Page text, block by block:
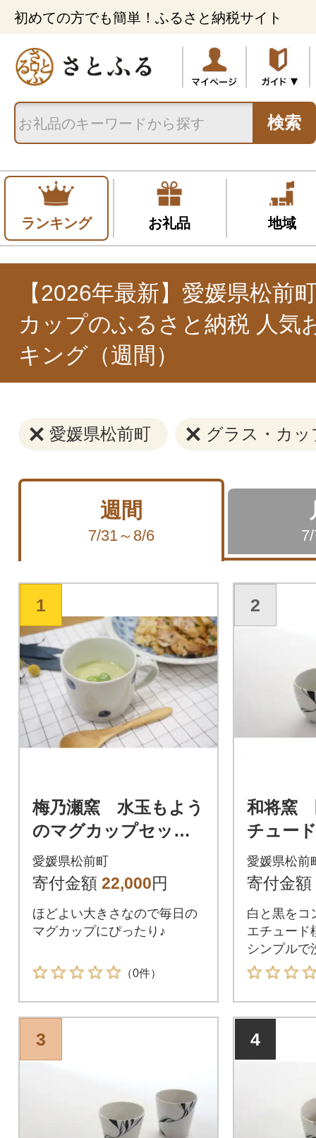
初めての方でも簡単！ふるさと納税サイト
検索
ランキング お礼品 地域
【2026年最新】愛媛県松前
カップのふるさと納税 人気
キング（週間）
愛媛県松前町 グラス・カッ
週間
7/31～8/6
1
梅乃瀬窯 水玉もよう
のマグカップセット
(2個)
愛媛県松前町
寄付金額 22,000円
ほどよい大きさなので毎日の
マグカップにぴったり♪
（0件）
2
和将窯
チュー
ト2
愛媛県松前
寄付金額
白と黒をコ
エチュード
シンプルで
レカップ!
3 4